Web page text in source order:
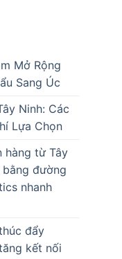
Mở Rộng
Sang Úc
Ninh: Các
Lựa Chọn
hàng từ Tây
đường
nhanh
đẩy
kết nối